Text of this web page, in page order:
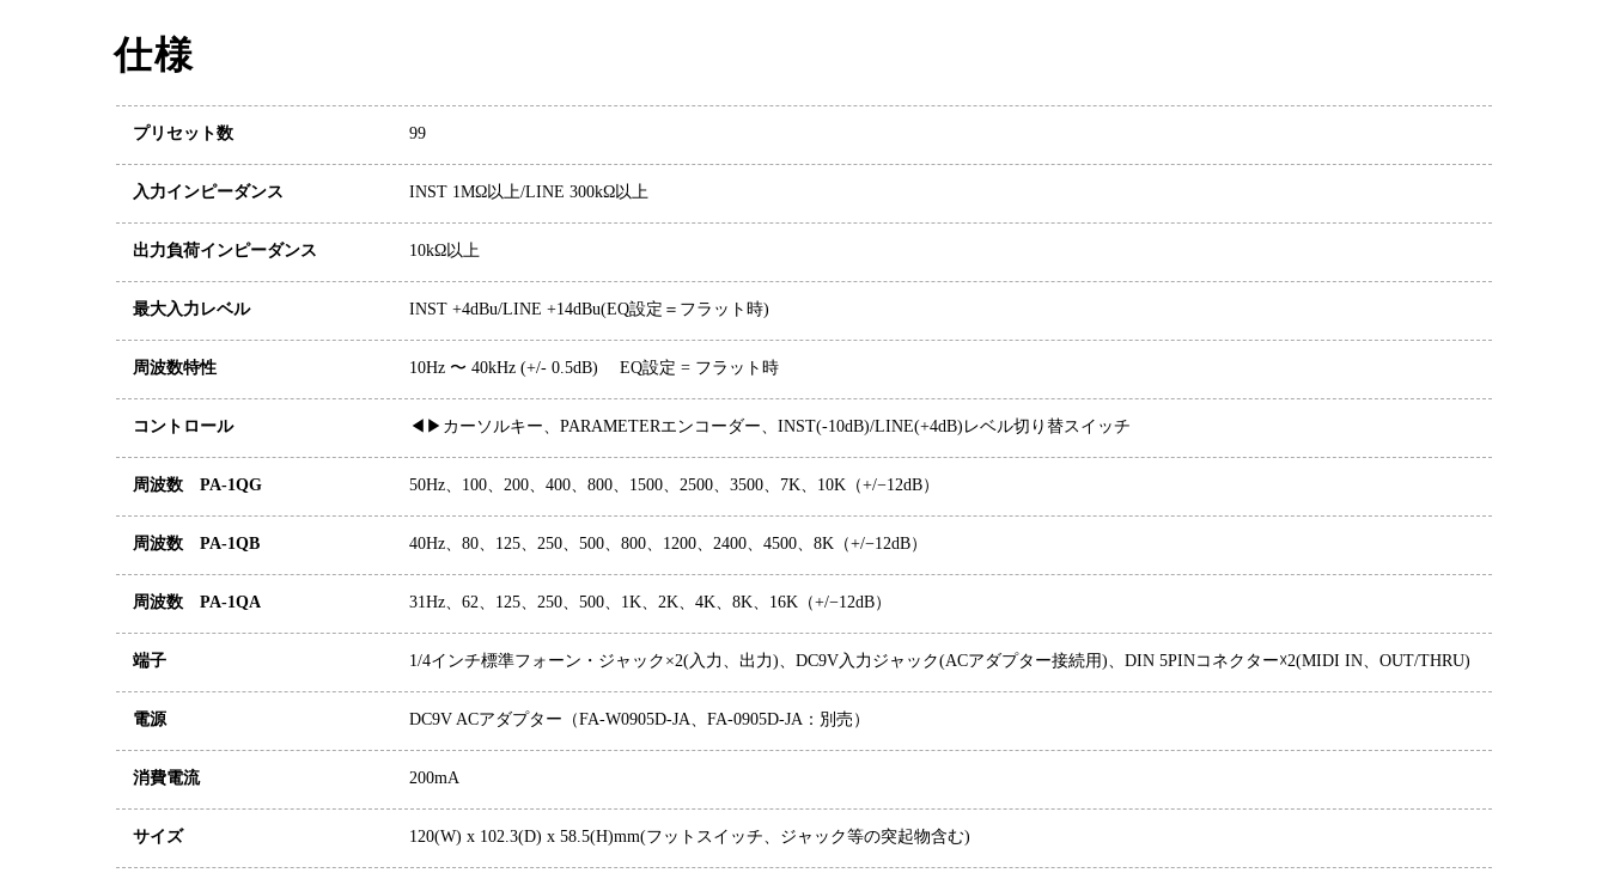
仕様
プリセット数 99
入力インピーダンス INST 1MΩ以上/LINE 300kΩ以上
出力負荷インピーダンス 10kΩ以上
最大入力レベル INST +4dBu/LINE +14dBu(EQ設定＝フラット時)
周波数特性 10Hz 〜 40kHz (+/- 0.5dB) EQ設定 = フラット時
コントロール ◀︎▶︎カーソルキー、PARAMETERエンコーダー、INST(-10dB)/LINE(+4dB)レベル切り替スイッチ
周波数 PA-1QG 50Hz、100、200、400、800、1500、2500、3500、7K、10K（+/−12dB）
周波数 PA-1QB 40Hz、80、125、250、500、800、1200、2400、4500、8K（+/−12dB）
周波数 PA-1QA 31Hz、62、125、250、500、1K、2K、4K、8K、16K（+/−12dB）
端子 1/4インチ標準フォーン・ジャック×2(入力、出力)、DC9V入力ジャック(ACアダプター接続用)、DIN 5PINコネクター☓2(MIDI IN、OUT/THRU)
電源 DC9V ACアダプター（FA-W0905D-JA、FA-0905D-JA：別売）
消費電流 200mA
サイズ 120(W) x 102.3(D) x 58.5(H)mm(フットスイッチ、ジャック等の突起物含む)